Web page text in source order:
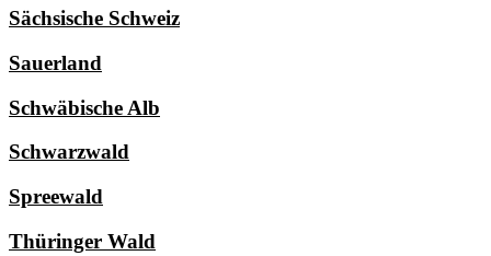
Sächsische Schweiz
Sauerland
Schwäbische Alb
Schwarzwald
Spreewald
Thüringer Wald